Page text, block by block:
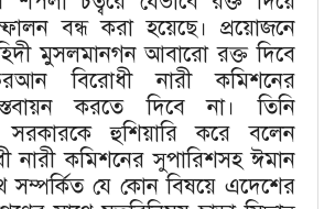
বন্ধ করা হয়েছে। প্রয়োজনে
মুসলমানগন আবারো রক্ত দিবে
বিরোধী নারী কমিশনের
করতে দিবে না। তিনি
সরকারকে হুশিয়ারি করে বলেন
নারী কমিশনের সুপারিশসহ ঈমান
সম্পর্কিত যে কোন বিষয়ে এদেশের